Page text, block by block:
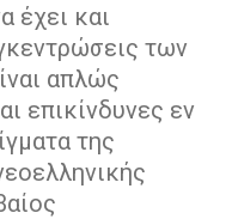
έχει και
των
απλώς
επικίνδυνες εν
της